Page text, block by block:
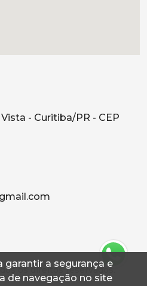
garantir a segurança e
de navegação no site
- Curitiba/PR - CEP
os direitos reservados.